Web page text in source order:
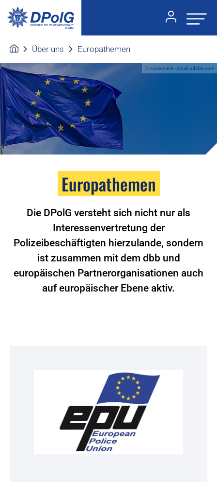
Über uns Europathemen
(c) rustamank - stock.adobe.com
Europathemen
Die DPolG versteht sich nicht nur als
Interessenvertretung der
Polizeibeschäftigten hierzulande, sondern
ist zusammen mit dem dbb und
europäischen Partnerorganisationen auch
auf europäischer Ebene aktiv.